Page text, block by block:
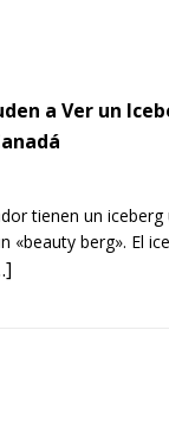
a Ver un
tienen un
«beauty berg». El